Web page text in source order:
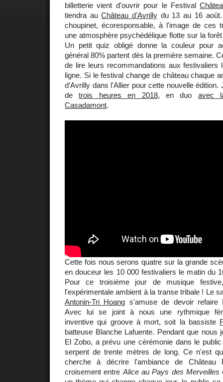
billetterie vient d'ouvrir pour le Festival
tiendra auChâteau d'Avrilly du 13 au 16
choupinet, écoresponsable, à l'image de ces
une atmosphère psychédélique flotte sur la
Un petit quiz obligé donne la couleur pour
général 80% partent dès la première semaine.
de lire leurs recommandations aux festivaliers
ligne. Si le festival change de château chaque
d'Avrilly dans l'Allier pour cette nouvelle
detrois heures en 2018, en duo avec
Casadamont.
Cette fois nous serons quatre sur la grande
en douceur les 10 000 festivaliers le matin du
Pour ce troisième jour de musique
l'expérimentale ambient à la transe tribale ! Le
Antonin-Tri Hoang s'amuse de devoir refaire
Avec lui se joint à nous une rythmique
inventive qui groove à mort, soit la bassiste
batteuse Blanche Lafuente. Pendant que nous
El Zobo, a prévu une cérémonie dans le
serpent de trente mètres de long. Ce n'est
cherche à décrire l'ambiance de Château
croisement entre Alice au Pays des Merveilles